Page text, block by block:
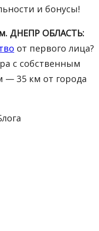
и бонусы!
ДНЕПР ОБЛАСТЬ:
от первого лица?
с собственным
— 35 км от города